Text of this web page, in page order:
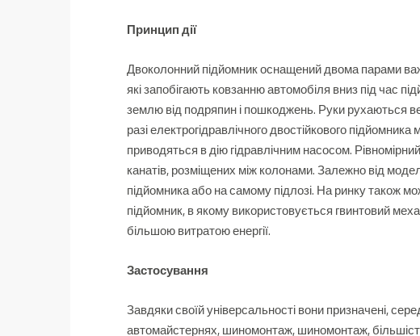
Принцип дії
Двоколонний підйомник оснащений двома парами
які запобігають ковзанню автомобіля вниз під час
землю від подряпин і пошкоджень. Руки рухаються
разі електрогідравлічного двостійкового
приводяться в дію гідравлічним насосом.
канатів, розміщених між колонами.Залежно від
підйомника або на самому підлозі. На ринку також
підйомник, в якому використовується гвинтовий
більшою витратою енергії.
Застосування
Завдяки своїй універсальності вони призначені,
автомайстернях, шиномонтаж, шиномонтаж,